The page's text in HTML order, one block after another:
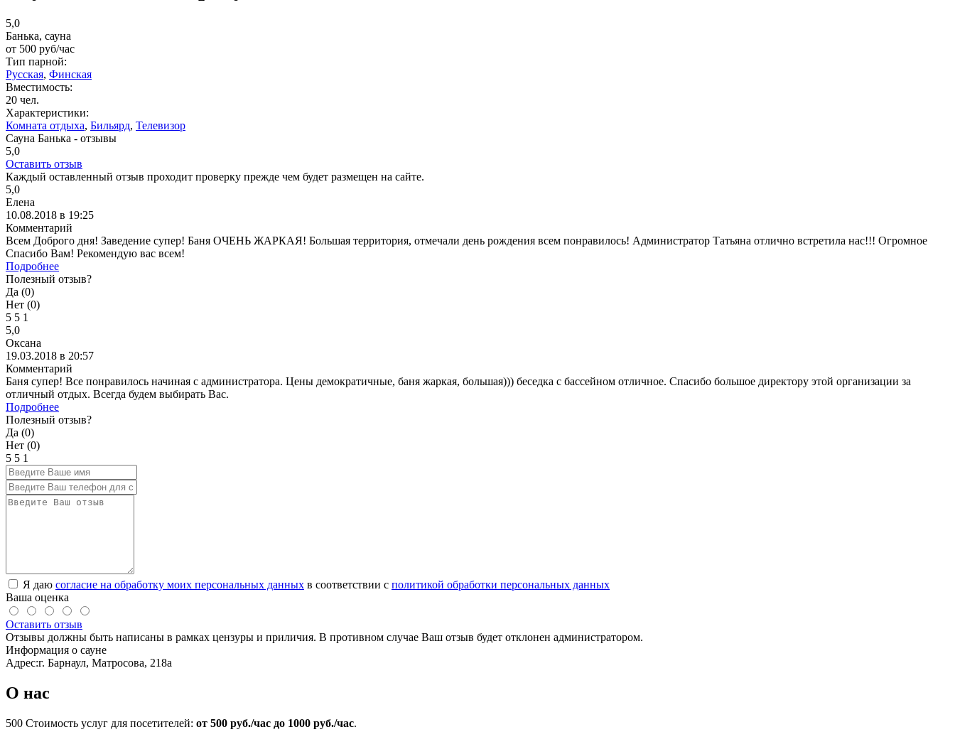
5,0
Банька, сауна
от 500 руб/час
Тип парной:
Русская, Финская
Вместимость:
20 чел.
Характеристики:
Комната отдыха, Бильярд, Телевизор
Сауна Банька - отзывы
5,0
Оставить отзыв
Каждый оставленный отзыв проходит проверку прежде чем будет размещен на сайте.
5,0
Елена
10.08.2018 в 19:25
Комментарий
Всем Доброго дня! Заведение супер! Баня ОЧЕНЬ ЖАРКАЯ! Большая территория, отмечали день рождения всем понравилось! Администратор Татьяна отлично встретила нас!!! Огромное
Спасибо Вам! Рекомендую вас всем!
Подробнее
Полезный отзыв?
Да (0)
Нет (0)
5 5 1
5,0
Оксана
19.03.2018 в 20:57
Комментарий
Баня супер! Все понравилось начиная с администратора. Цены демократичные, баня жаркая, большая))) беседка с бассейном отличное. Спасибо большое директору этой организации за
отличный отдых. Всегда будем выбирать Вас.
Подробнее
Полезный отзыв?
Да (0)
Нет (0)
5 5 1
Я даю согласие на обработку моих персональных данных в соответствии с политикой обработки персональных данных
Ваша оценка
Оставить отзыв
Отзывы должны быть написаны в рамках цензуры и приличия. В противном случае Ваш отзыв будет отклонен администратором.
Информация о сауне
Адрес:г. Барнаул, Матросова, 218а
О нас
500 Стоимость услуг для посетителей: от 500 руб./час до 1000 руб./час.